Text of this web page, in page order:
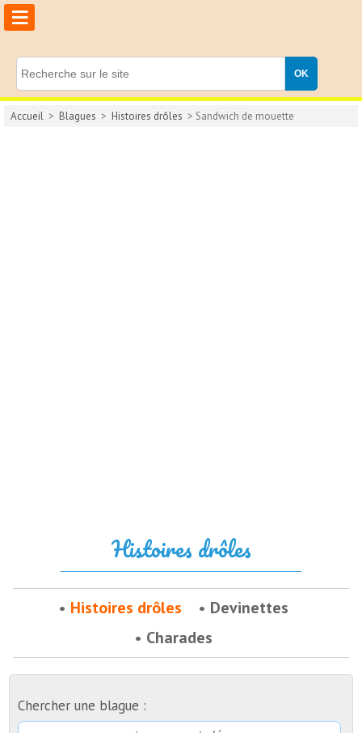
≡
Accueil > Blagues > Histoires drôles > Sandwich de mouette
Histoires drôles
Histoires drôles
Devinettes
Charades
Chercher une blague :